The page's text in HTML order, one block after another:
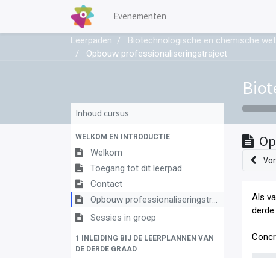
Evenementen
Leerpaden
Biotechnologische en chemische
Opbouw professionaliseringstraject
Inhoud cursus
WELKOM EN INTRODUCTIE
Welkom
Toegang tot dit leerpad
Contact
Opbouw professionaliseringstraject
Sessies in groep
1 INLEIDING BIJ DE LEERPLANNEN VAN
DE DERDE GRAAD
Als